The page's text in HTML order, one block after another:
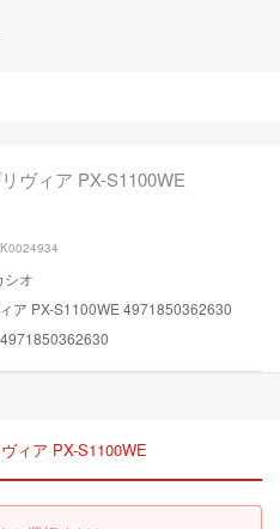
シオ
ア PX-S1100WE 4971850362630
ィア PX-S1100WE